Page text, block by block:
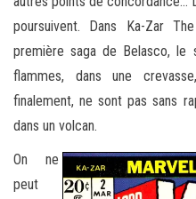
poursuivent. Dans Ka-Zar
première saga de Belasco, le
flammes, dans une
finalement, ne sont pas sans
dans un volcan.
On ne
peut